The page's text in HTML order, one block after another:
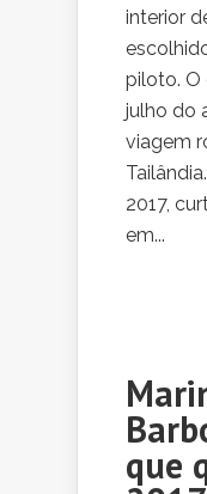
interior
piloto. O
julho do
viagem
2017,
em...
que